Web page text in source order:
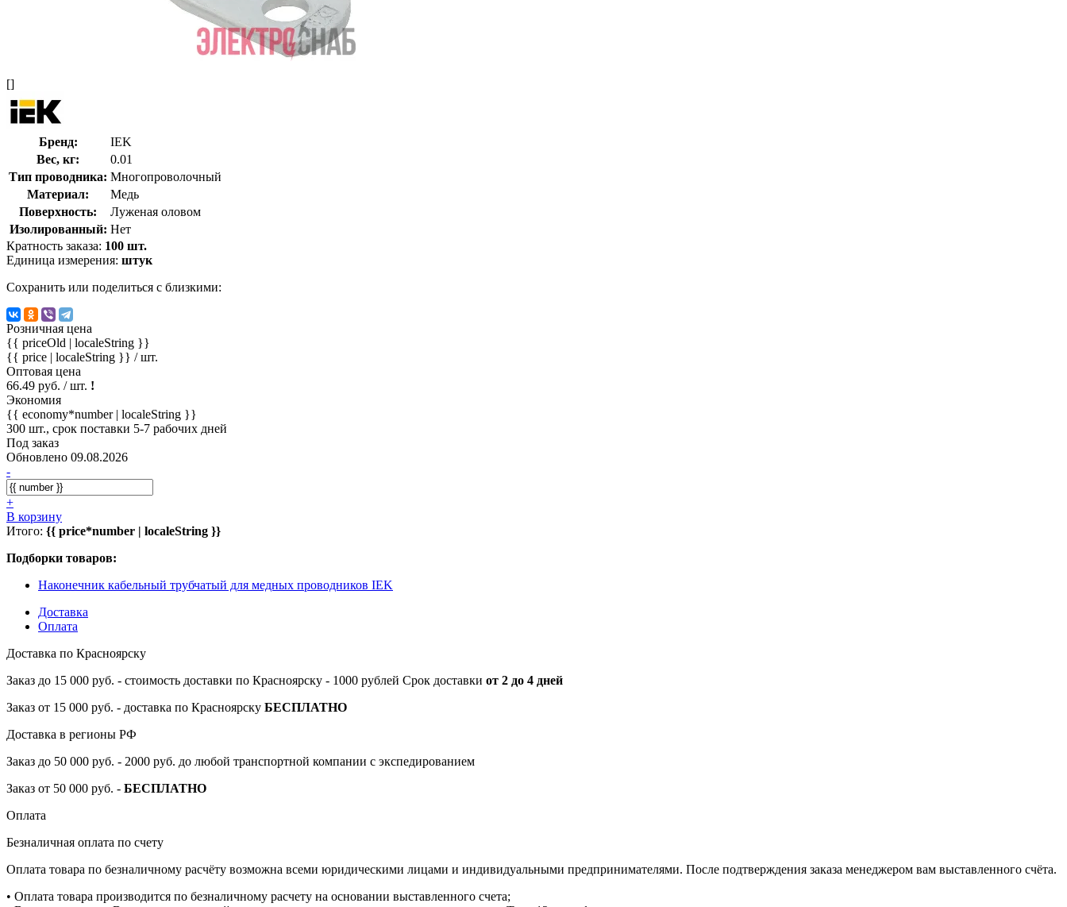
[]
Бренд:
IEK
Вес, кг:
0.01
Тип проводника: Многопроволочный
Материал:
Медь
Поверхность:
Луженая оловом
Изолированный: Нет
Кратность заказа: 100 шт.
Единица измерения: штук
Сохранить или поделиться с близкими:
Розничная цена
{{ priceOld | localeString }}
{{ price | localeString }} / шт.
Оптовая цена
66.49 руб. / шт. !
Экономия
{{ economy*number | localeString }}
300 шт., срок поставки 5-7 рабочих дней
Под заказ
Обновлено 09.08.2026
-
+
В корзину
Итого: {{ price*number | localeString }}
Подборки товаров:
Наконечник кабельный трубчатый для медных проводников IEK
Доставка
Оплата
Доставка по Красноярску
Заказ до 15 000 руб. - стоимость доставки по Красноярску - 1000 рублей Срок доставки от 2 до 4 дней
Заказ от 15 000 руб. - доставка по Красноярску БЕСПЛАТНО
Доставка в регионы РФ
Заказ до 50 000 руб. - 2000 руб. до любой транспортной компании с экспедированием
Заказ от 50 000 руб. - БЕСПЛАТНО
Оплата
Безналичная оплата по счету
Оплата товара по безналичному расчёту возможна всеми юридическими лицами и индивидуальными предпринимателями. После подтверждения заказа менеджером вам выставленного счёта.
• Оплата товара производится по безналичному расчету на основании выставленного счета;